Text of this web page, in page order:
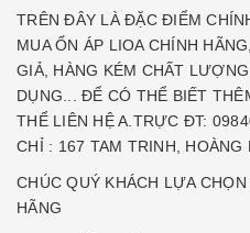
TRÊN ĐÂY LÀ ĐẶC ĐIỂM
MUA ỔN ÁP LIOA CHÍNH
GIẢ, HÀNG KÉM CHẤT
DỤNG... ĐỂ CÓ THỂ BIẾT
THỂ LIÊN HỆ A.TRỰC ĐT:
CHỈ : 167 TAM TRINH, HOÀNG
CHÚC QUÝ KHÁCH LỰA
HÃNG